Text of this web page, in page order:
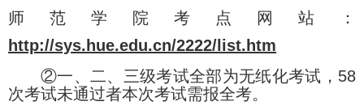
师范学院考点网站：
http://sys.hue.edu.cn/2222/list.htm
②一、二、三级考试全部为无纸化考试， 58
次考试未通过者本次考试需报全考。